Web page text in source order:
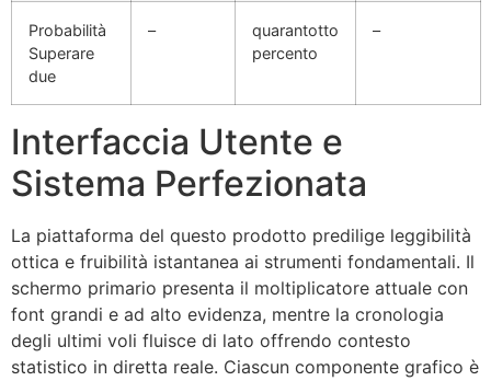
Probabilità
Superare
due
–
quarantotto
percento
–
Interfaccia Utente e
Sistema Perfezionata
La piattaforma del questo prodotto predilige leggibilità
ottica e fruibilità istantanea ai strumenti fondamentali. Il
schermo primario presenta il moltiplicatore attuale con
font grandi e ad alto evidenza, mentre la cronologia
degli ultimi voli fluisce di lato offrendo contesto
statistico in diretta reale. Ciascun componente grafico è